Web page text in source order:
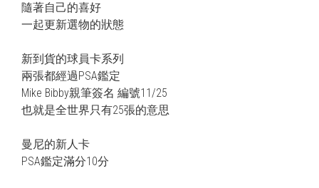
隨著自己的喜好
一起更新選物的狀態
新到貨的球員卡系列
兩張都經過PSA鑑定
Mike Bibby親筆簽名 編號11/25
也就是全世界只有25張的意思
曼尼的新人卡
PSA鑑定滿分10分